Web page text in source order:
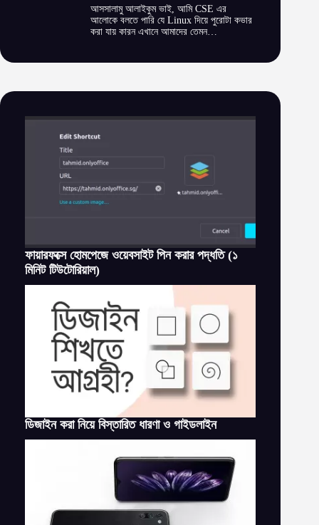
আসসালামু আলাইকুম ভাই, আমি CSE এর
আলোকে বলতে পারি যে Linux দিয়ে পুরোটা কভার
করা যায় কারন এখানে আমাদের তেমন…
ফায়ারফক্সে হোমপেজে ওয়েবসাইট পিন করার পদ্ধতি (১
মিনিট টিউটোরিয়াল)
ডিজাইন করা নিয়ে বিস্তারিত ধারণা ও গাইডলাইন